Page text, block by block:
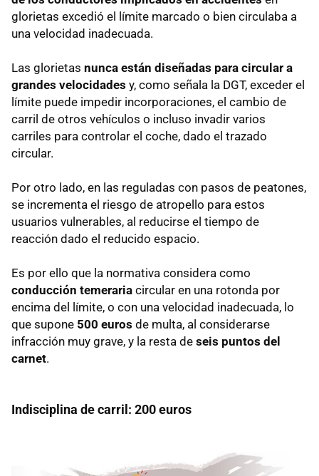
glorietas excedió el límite marcado o bien circulaba a
una velocidad inadecuada.
Las glorietas nunca están diseñadas para circular a
grandes velocidades y, como señala la DGT, exceder el
límite puede impedir incorporaciones, el cambio de
carril de otros vehículos o incluso invadir varios
carriles para controlar el coche, dado el trazado
circular.
Por otro lado, en las reguladas con pasos de peatones,
se incrementa el riesgo de atropello para estos
usuarios vulnerables, al reducirse el tiempo de
reacción dado el reducido espacio.
Es por ello que la normativa considera como
conducción temeraria circular en una rotonda por
encima del límite, o con una velocidad inadecuada, lo
que supone 500 euros de multa, al considerarse
infracción muy grave, y la resta de seis puntos del
carnet.
Indisciplina de carril: 200 euros